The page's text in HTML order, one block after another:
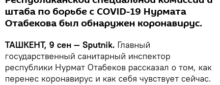
штаба по борьбе с COVID-19 Нурмата
Отабекова был обнаружен коронавирус.
ТАШКЕНТ, 9 сен — Sputnik. Главный
государственный санитарный инспектор
республики Нурмат Отабеков рассказал о том, как
перенес коронавирус и как себя чувствует сейчас.